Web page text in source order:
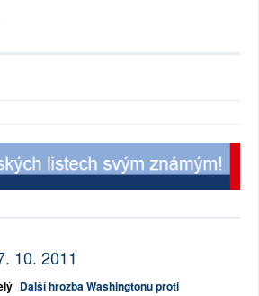
10. 2011
Další hrozba Washingtonu proti